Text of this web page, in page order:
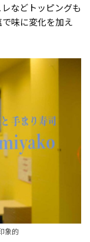
などトッピングも
味に変化を加え
象的